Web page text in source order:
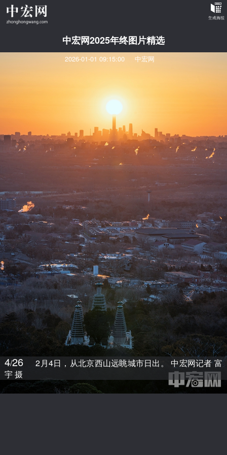
中宏网2025年终图片精选
2026-01-01 09:15:00 中宏网
4/26
2月4日，从北京西山远眺城市日出。 中宏网记者 富
宇 摄